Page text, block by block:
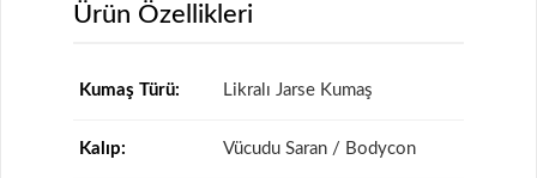
Ürün Özellikleri
Kumaş Türü: Likralı Jarse Kumaş
Kalıp: Vücudu Saran / Bodycon